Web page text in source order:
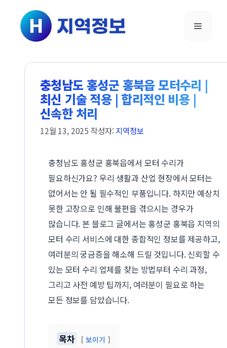
건너뛰기
메뉴
충청남도 홍성군 홍북읍 모터수리 |
최신 기술 적용 | 합리적인 비용 |
신속한 처리
12월 13, 2025 작성자: 지역정보
충청남도 홍성군 홍북읍에서 모터 수리가
필요하신가요? 우리 생활과 산업 현장에서 모터는
없어서는 안 될 필수적인 부품입니다. 하지만 예상치
못한 고장으로 인해 불편을 겪으시는 경우가
많습니다. 본 블로그 글에서는 홍성군 홍북읍 지역의
모터 수리 서비스에 대한 종합적인 정보를 제공하고,
여러분의 궁금증을 해소해 드릴 것입니다. 신뢰할 수
있는 모터 수리 업체를 찾는 방법부터 수리 과정,
그리고 사전 예방 팁까지, 여러분이 필요로 하는
모든 정보를 담았습니다.
목차 보이기